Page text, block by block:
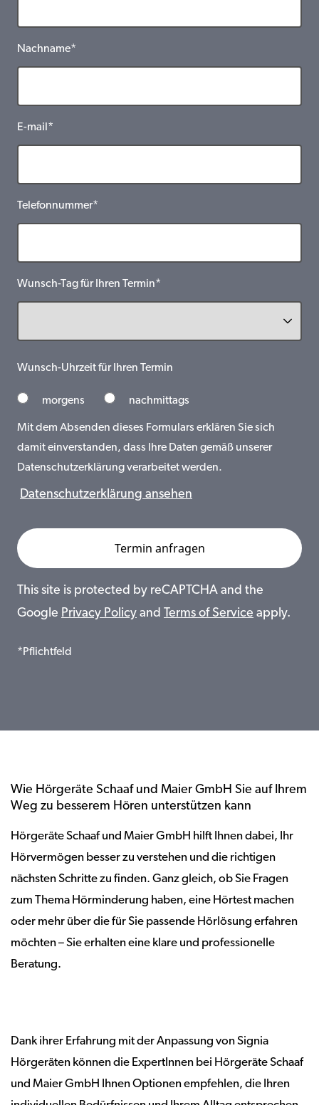
Nachname*
E-mail*
Telefonnummer*
Wunsch-Tag für Ihren Termin*
Wunsch-Uhrzeit für Ihren Termin
morgens nachmittags
Mit dem Absenden dieses Formulars erklären Sie sich
damit einverstanden, dass Ihre Daten gemäß unserer
Datenschutzerklärung verarbeitet werden.
Datenschutzerklärung ansehen
This site is protected by reCAPTCHA and the
Google Privacy Policy and Terms of Service apply.
*Pflichtfeld
Wie Hörgeräte Schaaf und Maier GmbH Sie auf Ihrem
Weg zu besserem Hören unterstützen kann
Hörgeräte Schaaf und Maier GmbH hilft Ihnen dabei, Ihr
Hörvermögen besser zu verstehen und die richtigen
nächsten Schritte zu finden. Ganz gleich, ob Sie Fragen
zum Thema Hörminderung haben, eine Hörtest machen
oder mehr über die für Sie passende Hörlösung erfahren
möchten – Sie erhalten eine klare und professionelle
Beratung.
Dank ihrer Erfahrung mit der Anpassung von Signia
Hörgeräten können die ExpertInnen bei Hörgeräte Schaaf
und Maier GmbH Ihnen Optionen empfehlen, die Ihren